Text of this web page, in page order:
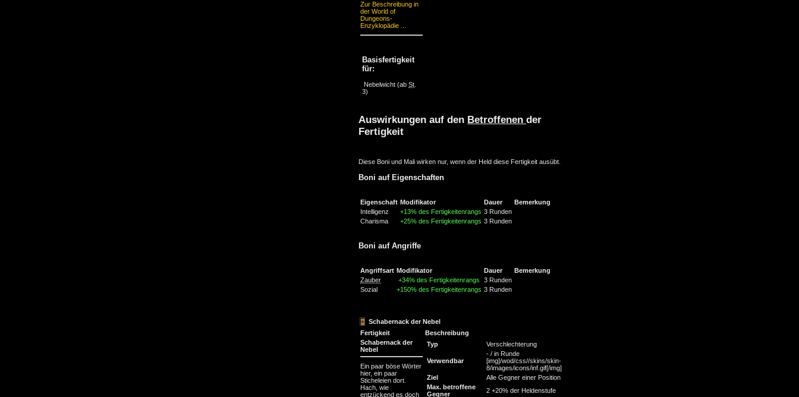
Zur Beschreibung in
der World of
Dungeons-
Enzyklopädie ...
Basisfertigkeit
für:
Nebelwicht (ab St
3)
Auswirkungen auf den Betroffenen der
Fertigkeit
Diese Boni und Mali wirken nur, wenn der Held diese Fertigkeit ausübt.
Boni auf Eigenschaften
Eigenschaft Modifikator Dauer
Bemerkung
Intelligenz
+13% des Fertigkeitenrangs 3 Runden
Charisma
+25% des Fertigkeitenrangs 3 Runden
Boni auf Angriffe
Angriffsart Modifikator Dauer
Bemerkung
Zauber
+34% des Fertigkeitenrangs
3 Runden
Sozial
+150% des Fertigkeitenrangs 3 Runden
Schabernack der Nebel
Fertigkeit
Beschreibung
Schabernack der
Nebel
Ein paar böse Wörter
hier, ein paar
Sticheleien dort.
Hach, wie
entzückend es doch
Typ Verschlechterung
Verwendbar
- / in Runde
[img]/wod/css//skins/skin-
8/images/icons/inf.gif[/img]
Ziel
Alle Gegner einer Position
Max. betroffene
Gegner
2 +20% der Heldenstufe